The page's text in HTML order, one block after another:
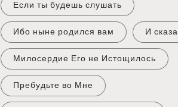
Если ты будешь слушать
Ибо ныне родился вам И
Милосердие Его не Истощилось
Пребудьте во Мне